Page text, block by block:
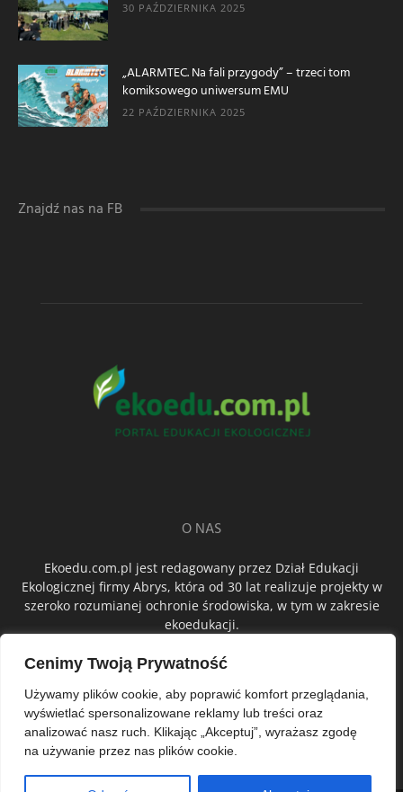
Cenimy Twoją Prywatność
Używamy plików cookie, aby poprawić komfort przeglądania,
wyświetlać spersonalizowane reklamy lub treści oraz
analizować nasz ruch. Klikając „Akceptuj”, wyrażasz zgodę
na używanie przez nas plików cookie.
30 PAŹDZIERNIKA 2025
„ALARMTEC. Na fali przygody” – trzeci tom
komiksowego uniwersum EMU
22 PAŹDZIERNIKA 2025
Znajdź nas na FB
O NAS
Ekoedu.com.pl jest redagowany przez Dział Edukacji
Ekologicznej firmy Abrys, która od 30 lat realizuje projekty w
szeroko rozumianej ochronie środowiska, w tym w zakresie
ekoedukacji.
ŚLEDŹ NAS